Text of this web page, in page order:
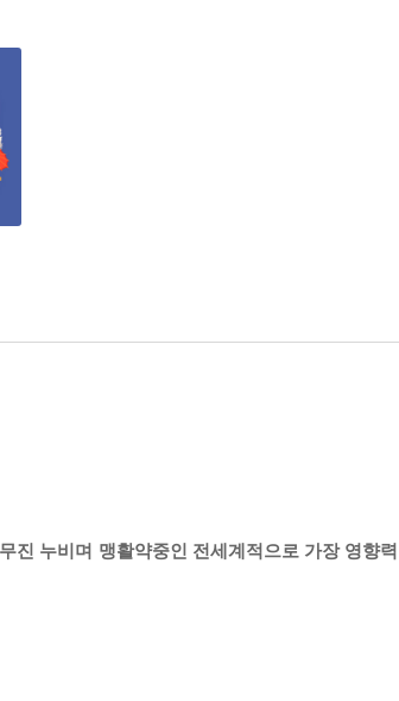
진 누비며 맹활약중인 전세계적으로 가장 영향력